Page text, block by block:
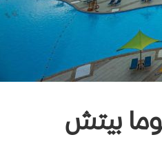
بيتش